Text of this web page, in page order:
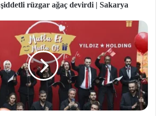
şiddetli rüzgar ağaç devirdi | Sakarya